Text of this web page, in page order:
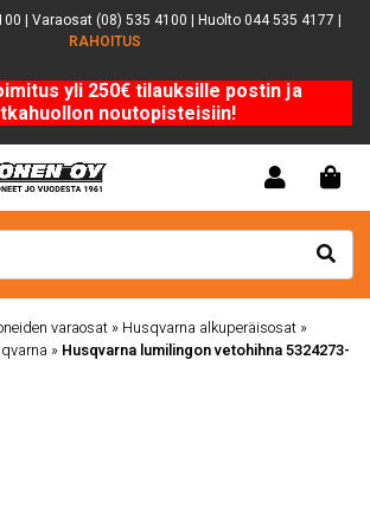
| Varaosat (08) 535 4100 | Huolto 044 535 4177 |
RAHOITUS
yli 250€ tilauksille postin ja
noutopisteisiin!
varaosat » Husqvarna alkuperäisosat »
» Husqvarna lumilingon vetohihna 5324273-